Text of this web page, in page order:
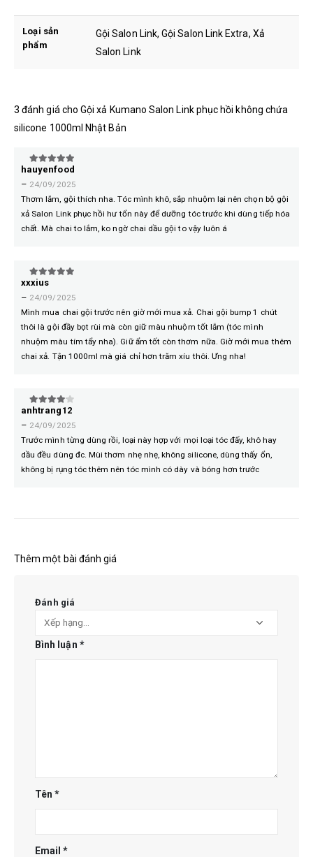
Loại sản
phẩm
Gội Salon Link, Gội Salon Link Extra, Xả
Salon Link
3 đánh giá choGội xả Kumano Salon Link phục hồi không chứa
silicone 1000ml Nhật Bản
5trên 5
hauyenfood
– 24/09/2025
Thơm lắm, gội thích nha. Tóc mình khô, sắp nhuộm lại nên chọn bộ gội
xả Salon Link phục hồi hư tổn này để dưỡng tóc trước khi dùng tiếp hóa
chất. Mà chai to lắm, ko ngờ chai dầu gội to vậy luôn á
5trên 5
xxxius
– 24/09/2025
Mình mua chai gội trước nên giờ mới mua xả. Chai gội bump 1 chút
thôi là gội đầy bọt rùi mà còn giữ màu nhuộm tốt lắm (tóc mình
nhuộm màu tím tẩy nha). Giữ ẩm tốt còn thơm nữa. Giờ mới mua thêm
chai xả. Tận 1000ml mà giá chỉ hơn trăm xíu thôi. Ưng nha!
4trên 5
anhtrang12
– 24/09/2025
Trước mình từng dùng rồi, loại này hợp với mọi loại tóc đấy, khô hay
dầu đều dùng đc. Mùi thơm nhẹ nhẹ, không silicone, dùng thấy ổn,
không bị rụng tóc thêm nên tóc mình có dày và bóng hơn trước
Thêm một bài đánh giá
Đánh giá
Bình luận *
Tên*
Email*